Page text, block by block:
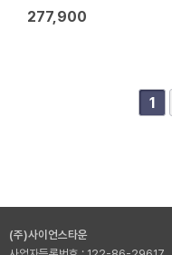
277,900
1
(주)사이언스타운